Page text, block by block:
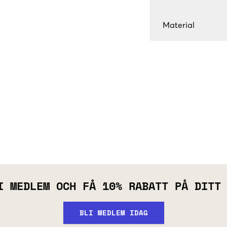
Material
MEDLEM OCH FÅ 10% RABATT PÅ DITT
BLI MEDLEM IDAG